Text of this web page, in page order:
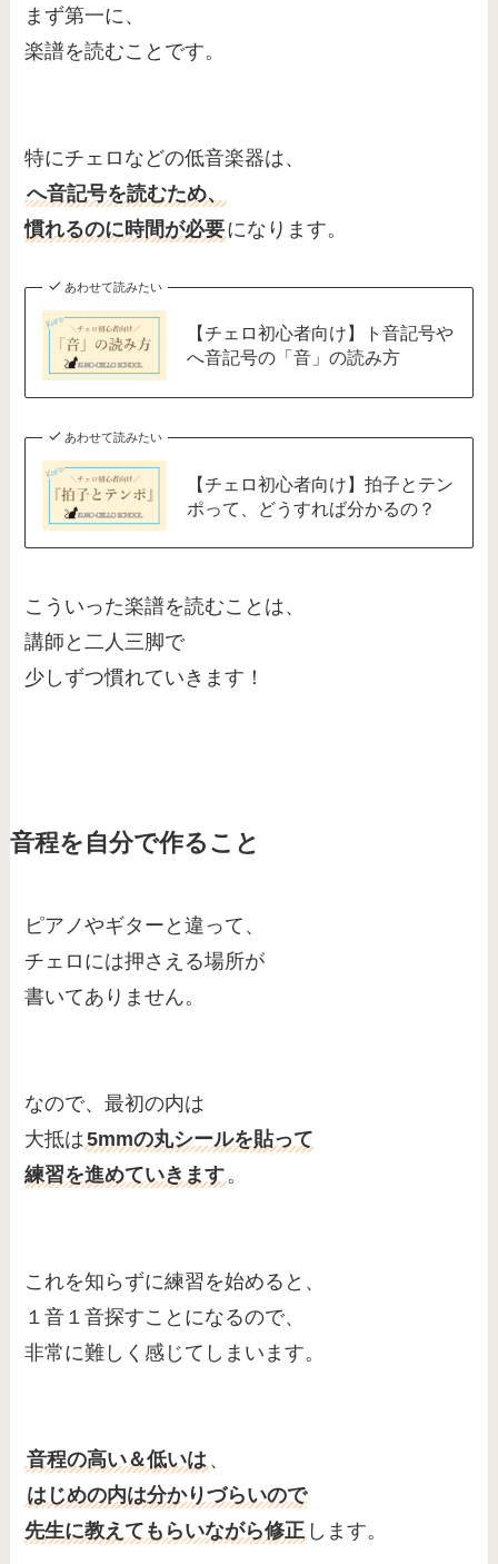
まず第一に、
楽譜を読むことです。
特にチェロなどの低音楽器は、
へ音記号を読むため、
慣れるのに時間が必要になります。
あわせて読みたい
【チェロ初心者向け】ト音記号や
へ音記号の「音」の読み方
あわせて読みたい
【チェロ初心者向け】拍子とテン
ポって、どうすれば分かるの？
こういった楽譜を読むことは、
講師と二人三脚で
少しずつ慣れていきます！
音程を自分で作ること
ピアノやギターと違って、
チェロには押さえる場所が
書いてありません。
なので、最初の内は
大抵は5mmの丸シールを貼って
練習を進めていきます 。
これを知らずに練習を始めると、
１音１音探すことになるので、
非常に難しく感じてしまいます。
音程の高い＆低いは 、
はじめの内は分かりづらいので
先生に教えてもらいながら修正 します。